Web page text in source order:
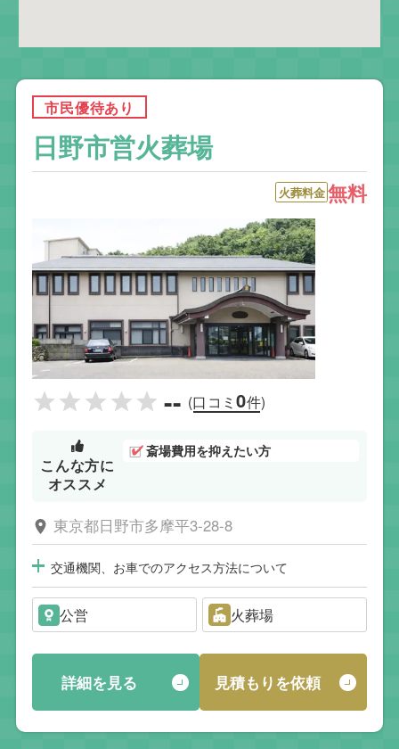
市民優待あり
日野市営火葬場
火葬料金無料
-- (口コミ0件)
こんな方に
オススメ
斎場費用を抑えたい方
東京都日野市多摩平3-28-8
交通機関、お車でのアクセス方法について
公営 火葬場
詳細を見る 見積もりを依頼